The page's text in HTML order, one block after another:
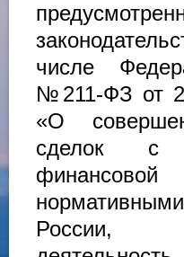
числе
№211-ФЗ от
«О
сделок с
России,